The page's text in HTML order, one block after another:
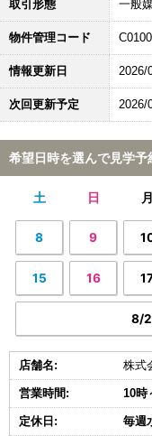
取引形態 一般
物件管理コード
情報更新日 2026/
次回更新予定 2026/
希望日時を選んで見学予
土 日 月
8 9
15 16
8/
店舗名: 株式
営業時間: 10時
定休日: 毎週